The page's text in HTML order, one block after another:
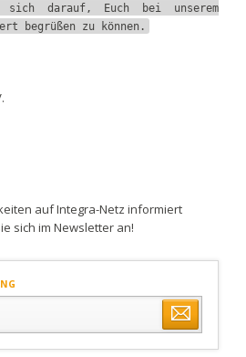
darauf, Euch bei unserem
begrüßen zu können.
auf Integra-Netz informiert
sich im Newsletter an!